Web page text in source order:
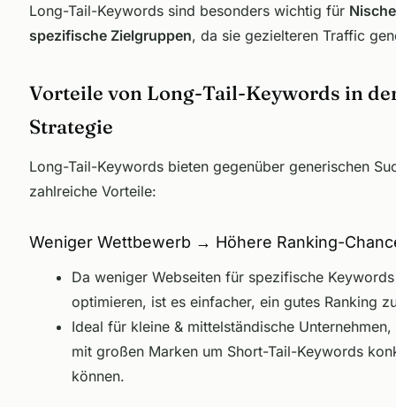
Long-Tail-Keywords sind besonders wichtig für
spezifische Zielgruppen, da sie gezielteren Traffic
Vorteile von Long-Tail-Keywords in
Strategie
Long-Tail-Keywords bieten gegenüber generischen
zahlreiche Vorteile:
Weniger Wettbewerb → Höhere Ranking-
Da weniger Webseiten für spezifische Keywords
optimieren, ist es einfacher, ein gutes Ranking
Ideal für kleine & mittelständische
mit großen Marken um Short-Tail-Keywords
können.